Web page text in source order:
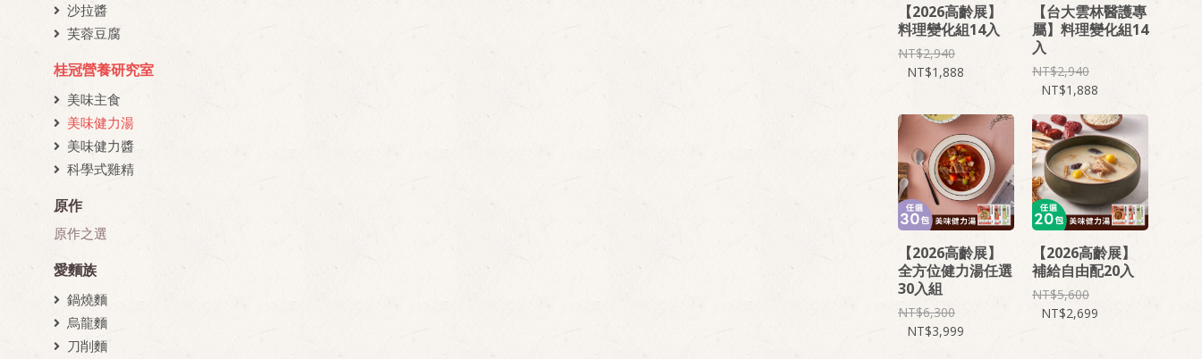
沙拉醬
芙蓉豆腐
桂冠營養研究室
美味主食
美味健力湯
美味健力醬
科學式雞精
原作
原作之選
愛麵族
鍋燒麵
烏龍麵
刀削麵
【2026高齡展】
料理變化組14入
2,940
1,888
【台大雲林醫護專
屬】料理變化組14
入
2,940
1,888
【2026高齡展】
全方位健力湯任選
30入組
6,300
3,999
【2026高齡展】
補給自由配20入
5,600
2,699